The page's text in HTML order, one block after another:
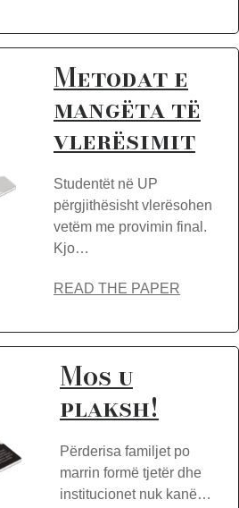
Metodat e
mangëta të
vlerësimit
Studentët në UP
përgjithësisht vlerësohen
vetëm me provimin final.
Kjo…
READ THE PAPER
Mos u
plaksh!
Përderisa familjet po
marrin formë tjetër dhe
institucionet nuk kanë…